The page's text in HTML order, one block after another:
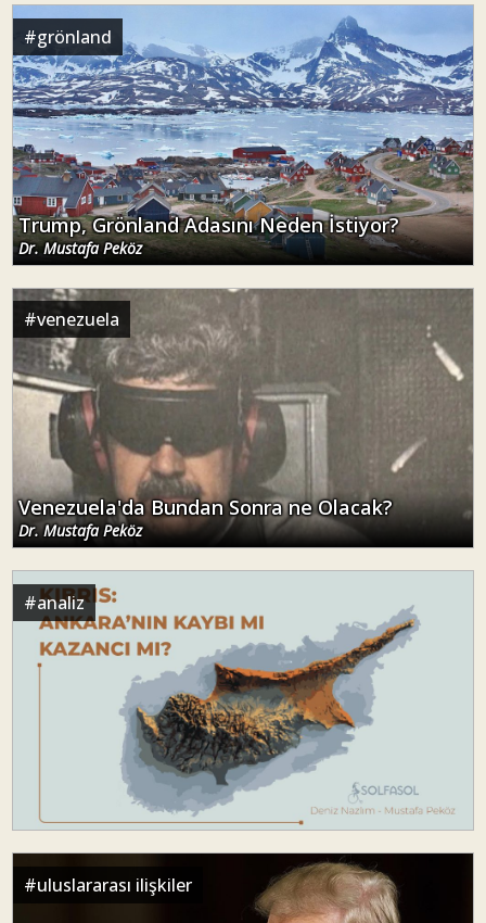
#grönland
Trump, Grönland Adasını Neden İstiyor?
Dr. Mustafa Peköz
#venezuela
Venezuela'da Bundan Sonra ne Olacak?
Dr. Mustafa Peköz
#analiz
#uluslararası ilişkiler